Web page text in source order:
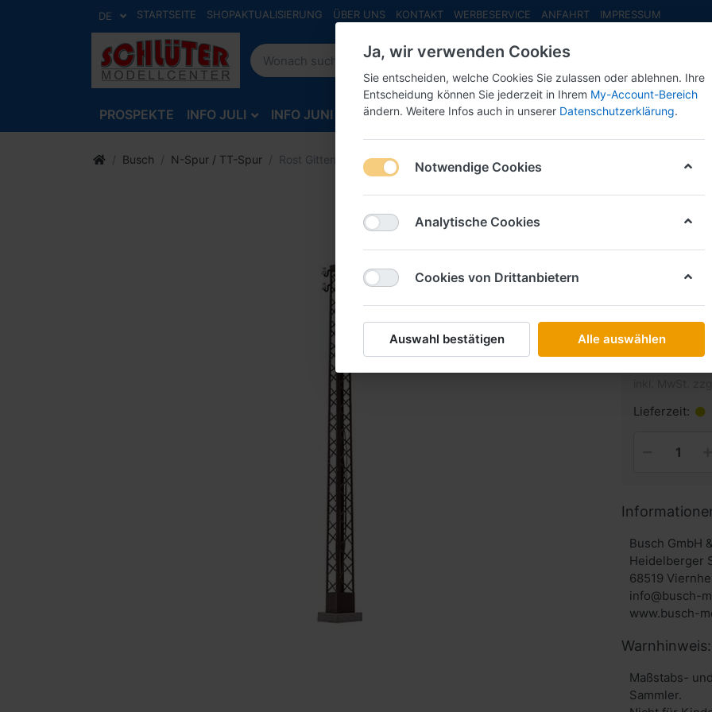
DE STARTSEITE SHOPAKTUALISIERUNG ÜBER UNS KONTAKT WERBESERVICE ANFAHRT IMPRESSUM
PROSPEKTE INFO JULI INFO JUNI INFO MAI NEU EINGETROFFEN NEUHEITEN
Busch N-Spur / TT-Spur Rost Gittermastl. gelb eckig -1:120-
Busch
Rost
-1:120-
17,50 €
Lieferzeit:
Busch GmbH
Heidelberger
68519
info@busch-
www.busch-
Warnhinweis:
Maßstabs-
Sammler.
Ja, wir verwenden Cookies
Sie entscheiden, welche Cookies Sie zulassen oder ablehnen. Ihre
Entscheidung können Sie jederzeit in Ihrem My-Account-Bereich
ändern. Weitere Infos auch in unserer Datenschutzerklärung.
Notwendige Cookies
Analytische Cookies
Cookies von Drittanbietern
Auswahl bestätigen Alle auswählen